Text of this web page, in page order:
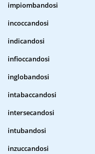
impiombandosi
incoccandosi
indicandosi
infioccandosi
inglobandosi
intabaccandosi
intersecandosi
intubandosi
inzuccandosi